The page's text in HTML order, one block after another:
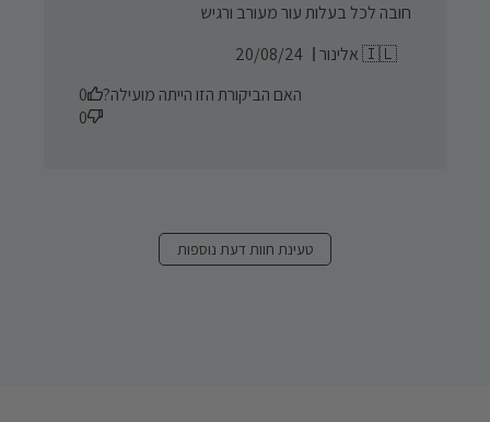
חובה לכל בעלות עור מעורב ורגיש
אלינור 🇮🇱
Published
20/08/24
האם הביקורת הזו הייתה מועילה?
0
0
טעינת חוות דעת נוספות